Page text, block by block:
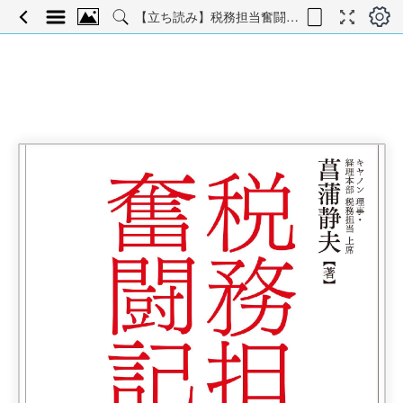
【立ち読み】税務担当奮闘記―企業税務の心得と体制強化